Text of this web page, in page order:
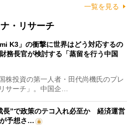
一覧を見る
・リサーチ
K3」の衝撃に世界はどう対応するの
務長官が検討する「蒸留を行う中国
株投資の第一人者・田代尚機氏のプレ
サーチ」。中国企…
長”で政策のテコ入れ必至か 経済運営
予想さ…